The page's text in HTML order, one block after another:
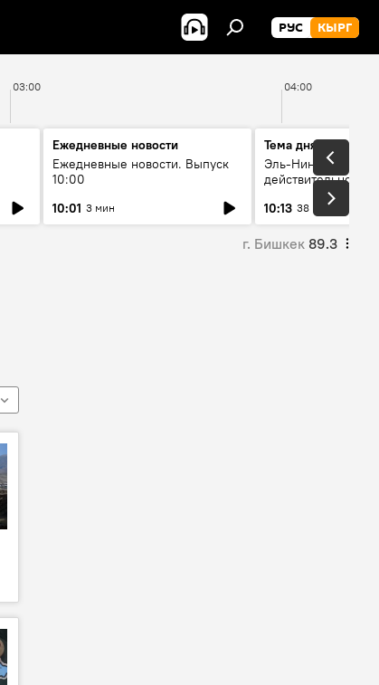
РУС КЫРГ
03:00 04:00
Ежедневные новости
Ежедневные новости. Выпуск
10:00
10:01 3 мин
Тема дня
Эль-Ниньо, жара и
действительно
погоду в
10:13 38 мин
г. Бишкек 89.3